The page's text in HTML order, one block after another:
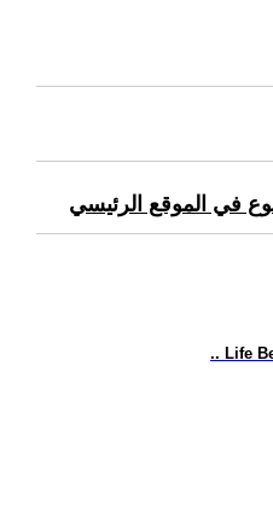
في الموقع الرئيسي
.. Life